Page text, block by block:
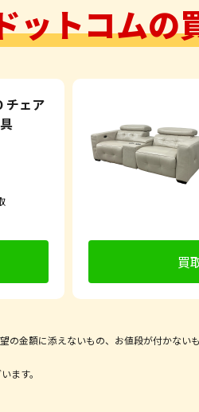
ットコムの
チェア
買
金額に添えないもの、お値段が付かない
ます。